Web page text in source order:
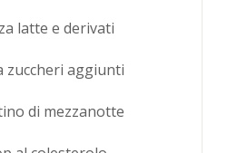
latte e derivati
zuccheri aggiunti
di mezzanotte